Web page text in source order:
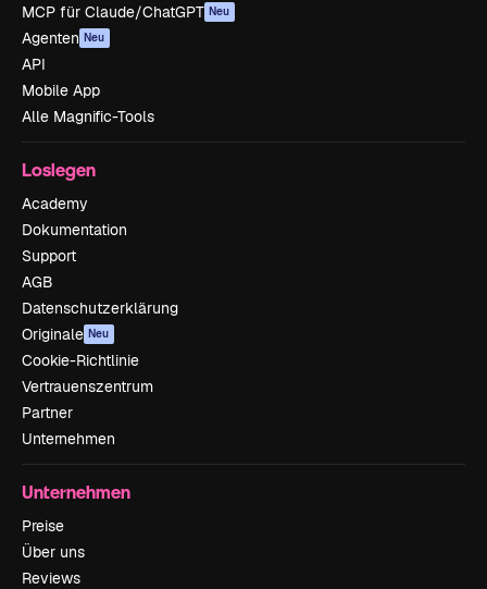
MCP für Claude/ChatGPT Neu
Agenten Neu
API
Mobile App
Alle Magnific-Tools
Loslegen
Academy
Dokumentation
Support
AGB
Datenschutzerklärung
Originale Neu
Cookie-Richtlinie
Vertrauenszentrum
Partner
Unternehmen
Unternehmen
Preise
Über uns
Reviews